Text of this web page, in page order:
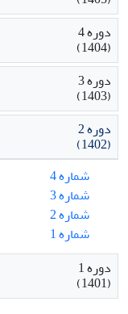
دوره 4
(1404)
دوره 3
(1403)
دوره 2
(1402)
شماره 4
شماره 3
شماره 2
شماره 1
دوره 1
(1401)